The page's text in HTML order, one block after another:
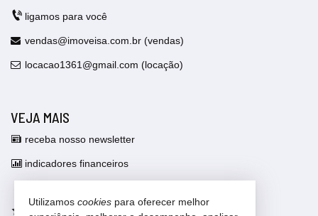
ligamos para você
vendas@imoveisa.com.br (vendas)
locacao1361@gmail.com (locação)
VEJA MAIS
receba nosso newsletter
indicadores financeiros
imóveis favoritos
Utilizamos cookies para oferecer melhor